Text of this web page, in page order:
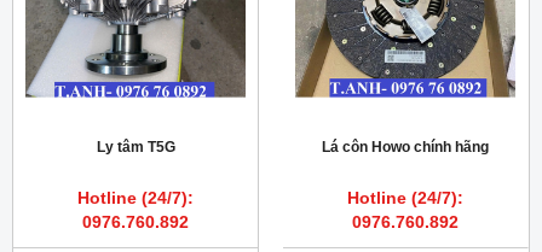
Ly tâm T5G
Hotline (24/7):
0976.760.892
Lá côn Howo chính hãng
Hotline (24/7):
0976.760.892